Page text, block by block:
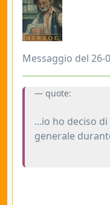
Messaggio del 26-
quote:
...io ho deciso
generale